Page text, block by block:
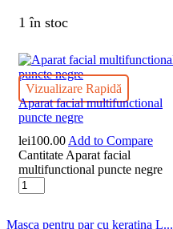
1 în stoc
Vizualizare Rapidă
Aparat facial multifunctional
puncte negre
lei100.00 Add to Compare
Cantitate Aparat facial
multifunctional puncte negre
Masca pentru par cu keratina L...